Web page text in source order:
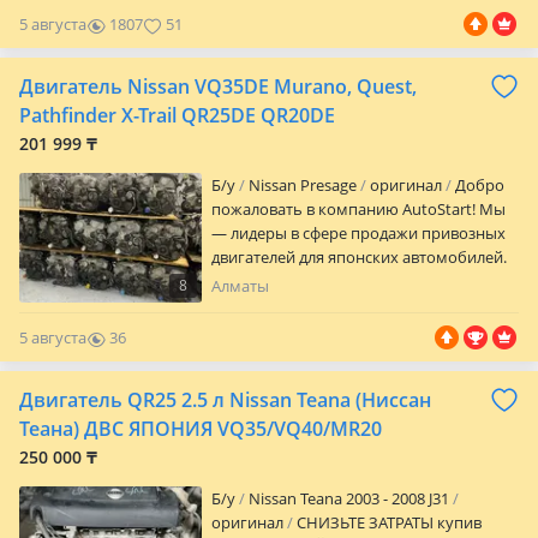
Японии engine from Japan Automatic
transmission manual transmission from
Japan
Салон, сиденья, панели приборов
Оригинал и качественные аналоги
Подбор по VIN-коду Отправка по всему
Казахстану Скидки постоянным и
оптовым клиентам Red Рассрочка QR
выгодной цене! Если деталь есть на
автомобиле — значит, мы её найдём!
5 августа 1807 51
Двигатель Nissan VQ35DE Murano, Quest,
Pathfinder X-Trail QR25DE QR20DE
201 999 ₸
8
Б/y Nissan Presage оригинал
Добро
пожаловать в компанию AutoStart! Мы
— лидеры в сфере продажи привозных
двигателей для японских автомобилей.
Наша компания специализируется на
популярных моделей японских авто,
обеспечивая клиентов только
качественными и проверенными
агрегатами. Наши двигатели имеют
низкий пробег, гарантируя надежность
предлагаем установку двигателей на
нашей собственной станции
Алматы
5 августа
36
0
Двигатель QR25 2.5 л Nissan Teana (Ниссан
Теана) ДВС ЯПОНИЯ VQ35/VQ40/MR20
250 000 ₸
Б/y
Nissan Teana 2003 - 2008 J31
оригинал
СНИЗЬТЕ ЗАТРАТЫ купив